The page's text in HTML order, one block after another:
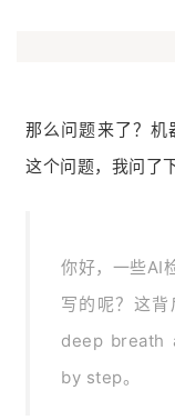
那么问题来了？机
这个问题，我问了
你好，一些AI
写的呢？这
deep breath
by step。